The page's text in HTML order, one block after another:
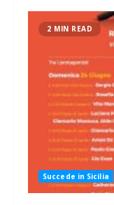
2 MIN READ
Succede in Sicilia